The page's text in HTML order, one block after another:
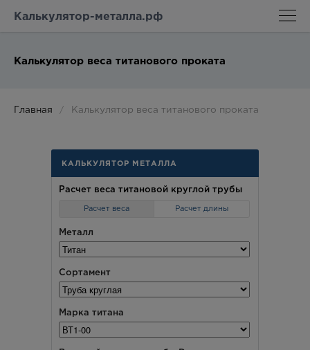
Калькулятор-металла.рф
Калькулятор веса титанового проката
Главная Калькулятор веса титанового проката